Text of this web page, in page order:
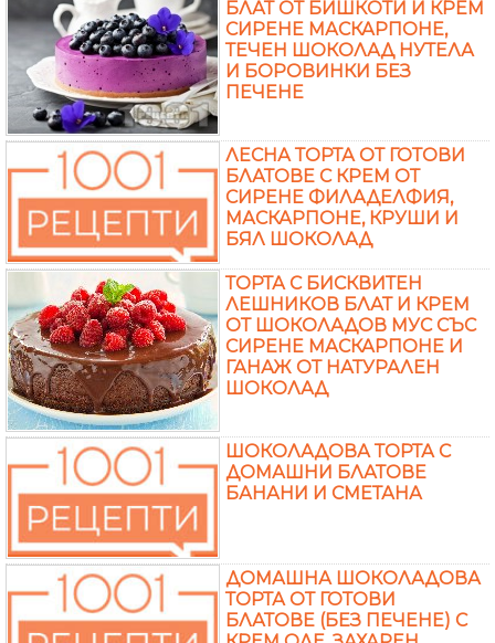
БЛАТ ОТ БИШКОТИ И КРЕМ
СИРЕНЕ МАСКАРПОНЕ,
ТЕЧЕН ШОКОЛАД НУТЕЛА
И БОРОВИНКИ БЕЗ
ПЕЧЕНЕ
ЛЕСНА ТОРТА ОТ ГОТОВИ
БЛАТОВЕ С КРЕМ ОТ
СИРЕНЕ ФИЛАДЕЛФИЯ,
МАСКАРПОНЕ, КРУШИ И
БЯЛ ШОКОЛАД
ТОРТА С БИСКВИТЕН
ЛЕШНИКОВ БЛАТ И КРЕМ
ОТ ШОКОЛАДОВ МУС СЪС
СИРЕНЕ МАСКАРПОНЕ И
ГАНАЖ ОТ НАТУРАЛЕН
ШОКОЛАД
ШОКОЛАДОВА ТОРТА С
ДОМАШНИ БЛАТОВЕ
БАНАНИ И СМЕТАНА
ДОМАШНА ШОКОЛАДОВА
ТОРТА ОТ ГОТОВИ
БЛАТОВЕ (БЕЗ ПЕЧЕНЕ) С